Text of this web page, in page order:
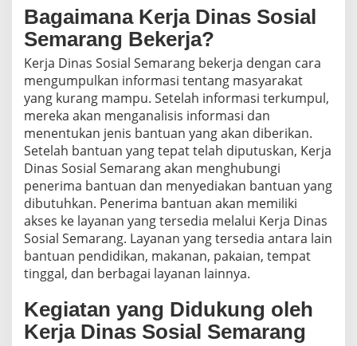
Bagaimana Kerja Dinas Sosial
Semarang Bekerja?
Kerja Dinas Sosial Semarang bekerja dengan cara
mengumpulkan informasi tentang masyarakat
yang kurang mampu. Setelah informasi terkumpul,
mereka akan menganalisis informasi dan
menentukan jenis bantuan yang akan diberikan.
Setelah bantuan yang tepat telah diputuskan, Kerja
Dinas Sosial Semarang akan menghubungi
penerima bantuan dan menyediakan bantuan yang
dibutuhkan. Penerima bantuan akan memiliki
akses ke layanan yang tersedia melalui Kerja Dinas
Sosial Semarang. Layanan yang tersedia antara lain
bantuan pendidikan, makanan, pakaian, tempat
tinggal, dan berbagai layanan lainnya.
Kegiatan yang Didukung oleh
Kerja Dinas Sosial Semarang